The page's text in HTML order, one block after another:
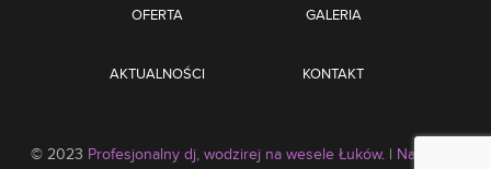
OFERTA GALERIA
AKTUALNOŚCI KONTAKT
© 2023 Profesjonalny dj, wodzirej na wesele Łuków. | Na skróty